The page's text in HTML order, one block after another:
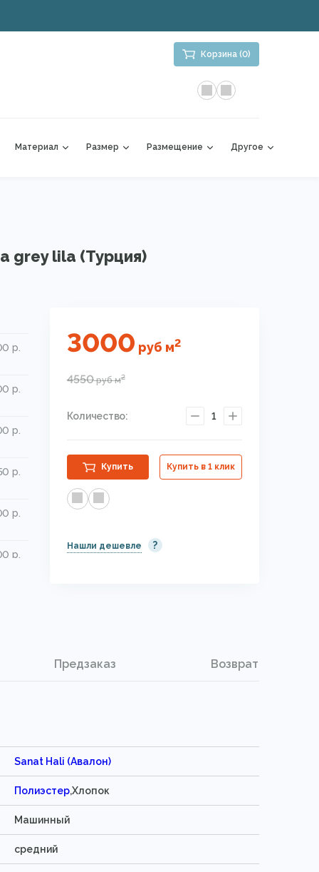
Корзина (0)
Материал Размер Размещение Другое
grey lila (Турция)
р.
р.
р.
р.
р.
р.
3000 руб м2
4550рубм2
Количество: 1
Купить Купить в 1 клик
Нашли дешевле ?
Предзаказ Возврат
Sanat Hali (Авалон)
Полиэстер,Хлопок
Машинный
средний